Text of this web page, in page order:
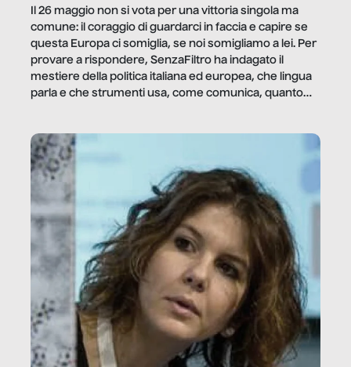
Il 26 maggio non si vota per una vittoria singola ma
comune: il coraggio di guardarci in faccia e capire se
questa Europa ci somiglia, se noi somigliamo a lei. Per
provare a rispondere, SenzaFiltro ha indagato il
mestiere della politica italiana ed europea, che lingua
parla e che strumenti usa, come comunica, quanto